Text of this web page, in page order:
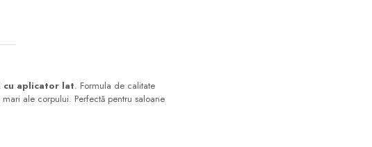
cu aplicator lat. Formula de calitate
ale corpului. Perfectă pentru saloane